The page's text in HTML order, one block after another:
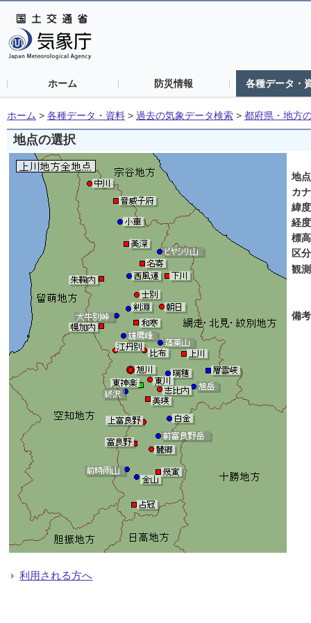
ホーム 防災情報 各種データ・
ホーム > 各種データ・資料 > 過去の気象データ検索 > 都府県・地方
地点の選択
地
カ
緯
経
標
区
観
備考
利用される方へ